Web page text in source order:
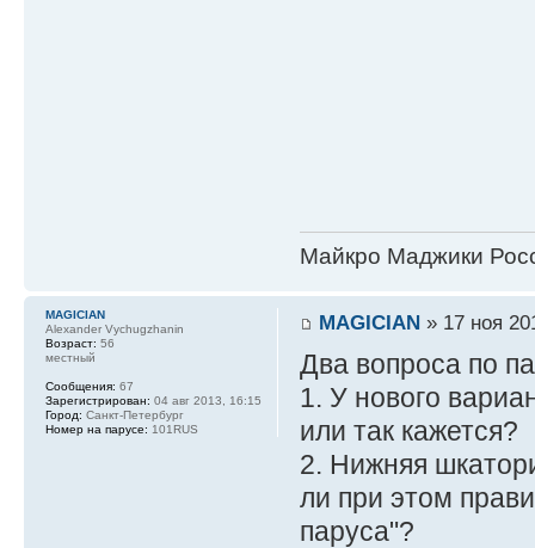
Майкро Маджики
MAGICIAN» 17 ноя
Два вопроса по
1. У нового
или так кажется?
2. Нижняя
ли при этом
паруса"?
MAGICIAN
Alexander Vychugzhanin
Возраст: 56
местный
Сообщения: 67
Зарегистрирован: 04 авг 2013, 16:15
Город: Санкт-Петербург
Номер на парусе: 101RUS